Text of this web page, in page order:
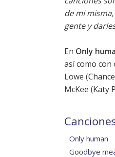
de mi
gente y
En Only
así como con
Lowe
McKee (Katy
Only human
Goodbye